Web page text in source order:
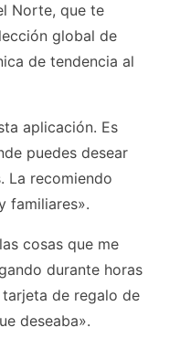
Norte, que te
global de
de tendencia al
aplicación. Es
puedes desear
La recomiendo
familiares».
cosas que me
durante horas
de regalo de
deseaba».